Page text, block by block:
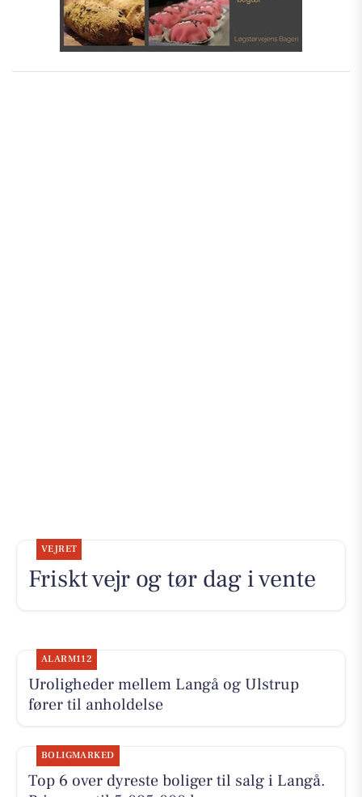
VEJRET
Friskt vejr og tør dag i vente
ALARM112
Uroligheder mellem Langå og Ulstrup
fører til anholdelse
BOLIGMARKED
Top 6 over dyreste boliger til salg i Langå.